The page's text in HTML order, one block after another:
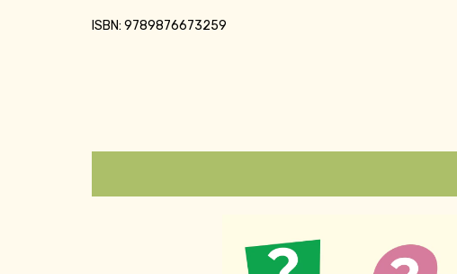
ISBN: 9789876673259